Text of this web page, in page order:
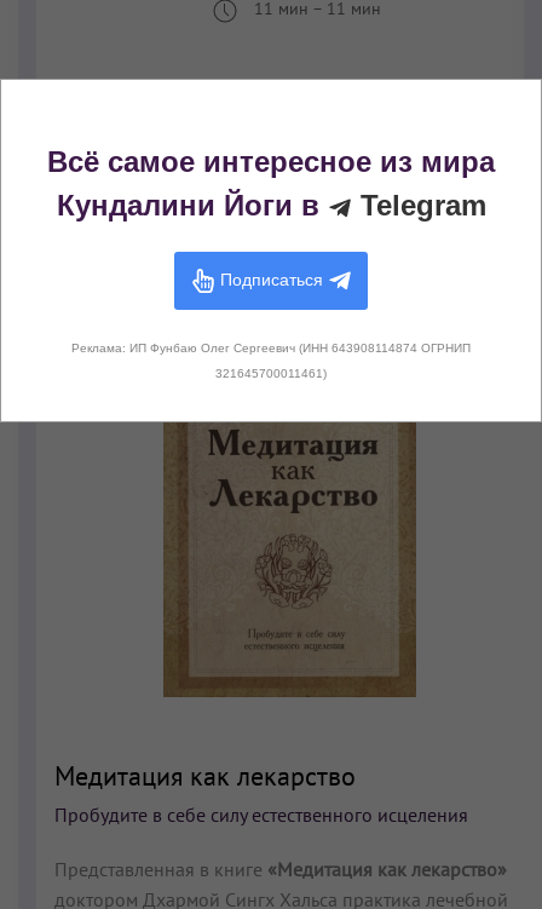
11 мин – 11 мин
Книги с этой медитацией
Медитация как лекарство
Пробудите в себе силу естественного исцеления
Представленная в книге «Медитация как лекарство»
доктором Дхармой Сингх Хальса практика лечебной
Всё самое интересное из мира
Кундалини Йоги в
Telegram
Подписаться
Реклама: ИП Фунбаю Олег Сергеевич (ИНН 643908114874 ОГРНИП
321645700011461)